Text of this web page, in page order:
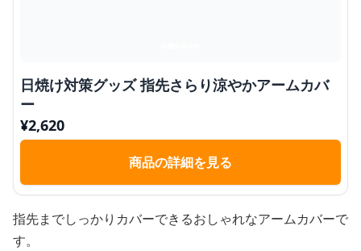
日焼け対策グッズ 指先さらり涼やかアームカバ
ー
¥2,620
商品の詳細を見る
指先までしっかりカバーできるおしゃれなアームカバーで
す。